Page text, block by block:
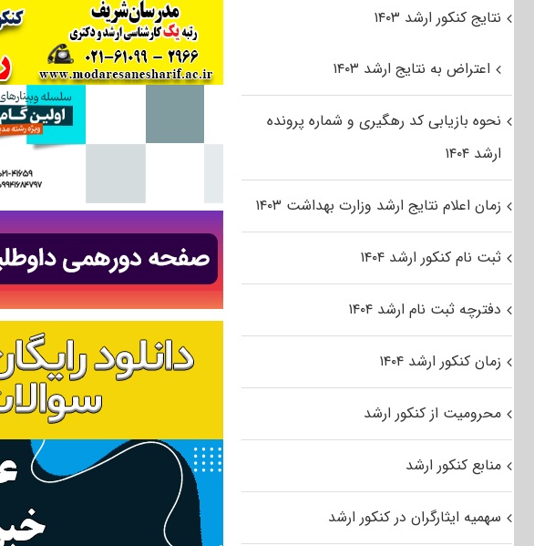
نتایج کنکور ارشد ۱۴۰۳
اعتراض به نتایج ارشد ۱۴۰۳
نحوه بازیابی کد رهگیری و شماره پرونده
ارشد ۱۴۰۴
زمان اعلام نتایج ارشد وزارت بهداشت ۱۴۰۳
ثبت نام کنکور ارشد ۱۴۰۴
دفترچه ثبت نام ارشد ۱۴۰۴
زمان کنکور ارشد ۱۴۰۴
محرومیت از کنکور ارشد
منابع کنکور ارشد
سهمیه ایثارگران در کنکور ارشد